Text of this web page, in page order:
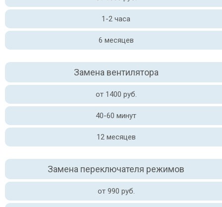
1-2 часа
6 месяцев
Замена вентилятора
от 1400 руб.
40-60 минут
12 месяцев
Замена переключателя режимов
от 990 руб.